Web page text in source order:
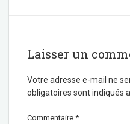
Laisser un
Votre adresse e-mail ne
obligatoires sont indiqués
Commentaire *